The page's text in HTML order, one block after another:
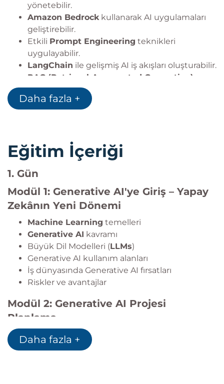
yönetebilir.
Amazon Bedrockkullanarak AI uygulamaları
geliştirebilir.
Etkili Prompt Engineering teknikleri
uygulayabilir.
LangChain ile gelişmiş AI iş akışları oluşturabilir.
RAG (Retrieval-Augmented Generation)
mimarileri geliştirebilir.
Güvenli ve ölçeklenebilir generative AI
Daha fazla +
Eğitim İçeriği
1. Gün
Modül 1: Generative AI'ye Giriş – Yapay
Zekânın Yeni Dönemi
Machine Learning temelleri
Generative AI kavramı
Büyük Dil Modelleri (LLMs)
Generative AI kullanım alanları
İş dünyasında Generative AI fırsatları
Riskler ve avantajlar
Modül 2: Generative AI Projesi
Planlama
AI proje yaşam döngüsü
Gereksinim analizi
Daha fazla +